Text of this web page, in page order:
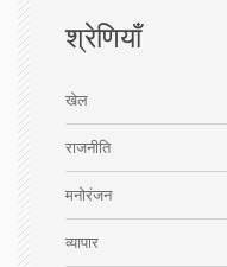
श्रेणियाँ
खेल
राजनीति
मनोरंजन
व्यापार